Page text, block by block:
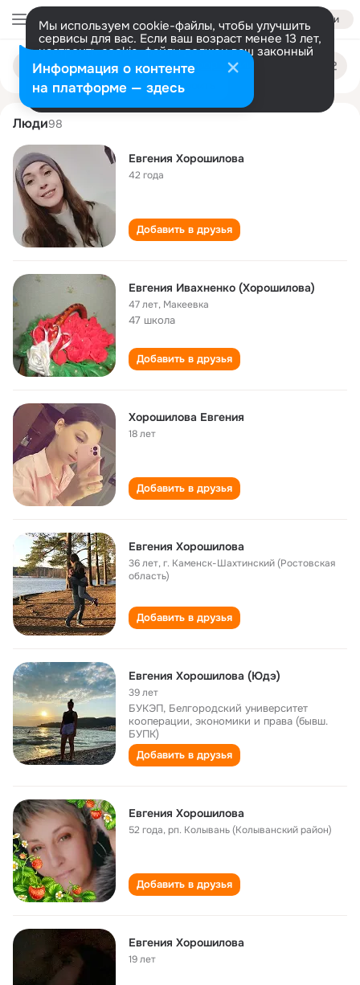
Войти
Мы используем cookie-файлы, чтобы улучшить
сервисы для вас. Если ваш возраст менее 13 лет,
настроить cookie-файлы должен ваш законный
представитель. Больше информации
Разрешить все Настроить
Поиск
людям
evgeniya khoroshilova
Люди98
Евгения Хорошилова
42 года
Добавить в друзья
Евгения Ивахненко (Хорошилова)
47 лет, Макеевка
47 школа
Добавить в друзья
Хорошилова Евгения
18 лет
Добавить в друзья
Евгения Хорошилова
36 лет,г. Каменск-Шахтинский (Ростовская
область)
Добавить в друзья
Евгения Хорошилова (Юдэ)
39 лет
БУКЭП, Белгородский университет
кооперации, экономики и права (бывш.
БУПК)
Добавить в друзья
Евгения Хорошилова
52 года,рп. Колывань (Колыванский район)
Добавить в друзья
Евгения Хорошилова
19 лет
Информация о контенте
на платформе — здесь